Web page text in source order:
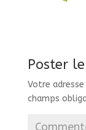
Poster
Votre
champs